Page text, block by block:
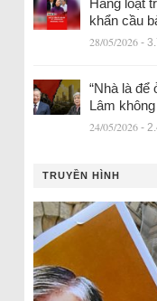
Hàng loạt
khẩn cầu
28/05/2026 -
“Nhà là để
Lâm
24/05/2026 -
TRUYỀN HÌNH